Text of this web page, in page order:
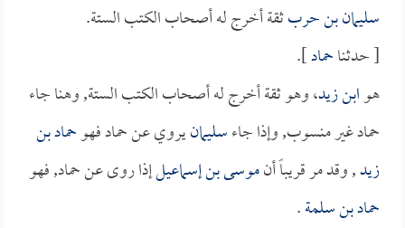
سليمان بن حربثقة أخرج له أصحاب الكتب الستة.
[ حدثناحماد].
هوابن زيد، وهو ثقة أخرج له أصحاب الكتب الستة, وهنا جاء
حماد غير منسوب, وإذا جاءسليمانيروي عن حماد فهوحماد بن
زيد, وقد مر قريباً أنموسى بن إسماعيلإذا روى عن حماد, فهو
حماد بن سلمة.